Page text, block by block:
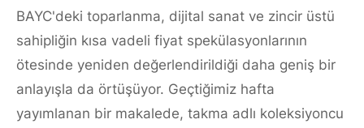
BAYC'deki toparlanma, dijital sanat ve zincir üstü
sahipliğin kısa vadeli fiyat spekülasyonlarının
ötesinde yeniden değerlendirildiği daha geniş bir
anlayışla da örtüşüyor. Geçtiğimiz hafta
yayımlanan bir makalede, takma adlı koleksiyoncu